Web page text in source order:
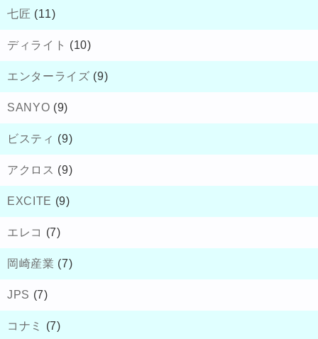
七匠 (11)
ディライト (10)
エンターライズ (9)
SANYO (9)
ビスティ (9)
アクロス (9)
EXCITE (9)
エレコ (7)
岡崎産業 (7)
JPS (7)
コナミ (7)